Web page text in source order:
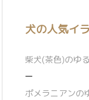
犬の人気イ
柴犬(茶色)のゆ
ー
ポメラニアンの